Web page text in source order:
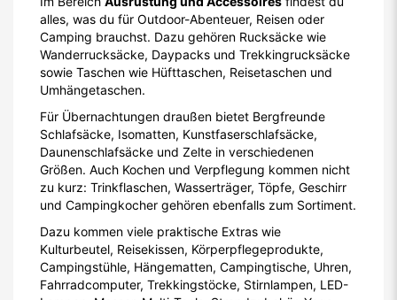
alles, was du für Outdoor-Abenteuer, Reisen oder
Camping brauchst. Dazu gehören Rucksäcke wie
Wanderrucksäcke, Daypacks und Trekkingrucksäcke
sowie Taschen wie Hüfttaschen, Reisetaschen und
Umhängetaschen.
Für Übernachtungen draußen bietet Bergfreunde
Schlafsäcke, Isomatten, Kunstfaserschlafsäcke,
Daunenschlafsäcke und Zelte in verschiedenen
Größen. Auch Kochen und Verpflegung kommen nicht
zu kurz: Trinkflaschen, Wasserträger, Töpfe, Geschirr
und Campingkocher gehören ebenfalls zum Sortiment.
Dazu kommen viele praktische Extras wie
Kulturbeutel, Reisekissen, Körperpflegeprodukte,
Campingstühle, Hängematten, Campingtische, Uhren,
Fahrradcomputer, Trekkingstöcke, Stirnlampen, LED-